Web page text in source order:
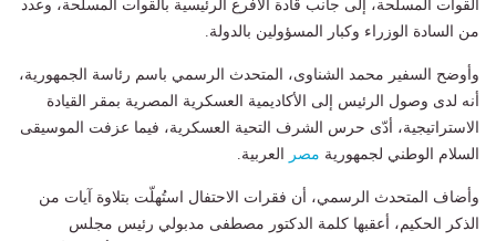
القوات المسلحة، إلى جانب قادة الأفرع الرئيسية بالقوات المسلحة، وعدد
من السادة الوزراء وكبار المسؤولين بالدولة.
وأوضح السفير محمد الشناوى، المتحدث الرسمي باسم رئاسة الجمهورية،
أنه لدى وصول الرئيس إلى الأكاديمية العسكرية المصرية بمقر القيادة
الاستراتيجية، أدّى حرس الشرف التحية العسكرية، فيما عزفت الموسيقى
السلام الوطني لجمهورية مصر العربية.
وأضاف المتحدث الرسمي، أن فقرات الاحتفال استُهلّت بتلاوة آيات من
الذكر الحكيم، أعقبها كلمة الدكتور مصطفى مدبولي رئيس مجلس